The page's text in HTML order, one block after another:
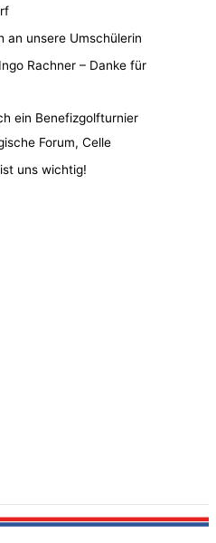
an unsere Umschülerin
Rachner – Danke für
ein Benefizgolfturnier
Forum, Celle
uns wichtig!